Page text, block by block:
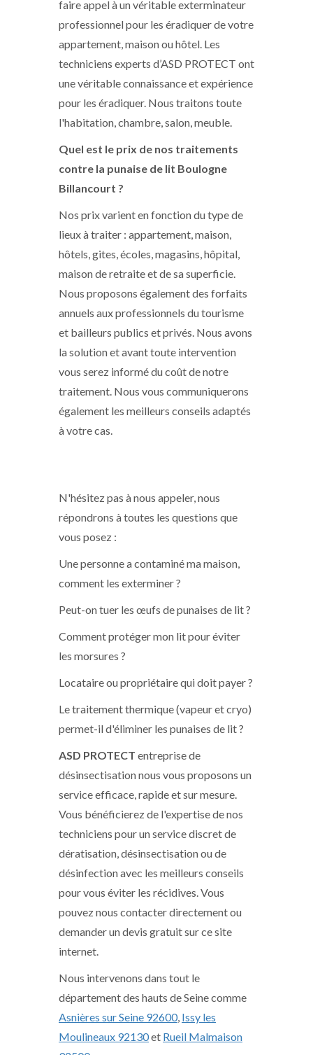
faire appel à un véritable exterminateur
professionnel pour les éradiquer de votre
appartement, maison ou hôtel. Les
techniciens experts d’ASD PROTECT ont
une véritable connaissance et expérience
pour les éradiquer. Nous traitons toute
l'habitation, chambre, salon, meuble.
Quel est le prix de nos traitements
contre la punaise de lit Boulogne
Billancourt ?
Nos prix varient en fonction du type de
lieux à traiter : appartement, maison,
hôtels, gites, écoles, magasins, hôpital,
maison de retraite et de sa superficie.
Nous proposons également des forfaits
annuels aux professionnels du tourisme
et bailleurs publics et privés. Nous avons
la solution et avant toute intervention
vous serez informé du coût de notre
traitement. Nous vous communiquerons
également les meilleurs conseils adaptés
à votre cas.
N'hésitez pas à nous appeler, nous
répondrons à toutes les questions que
vous posez :
Une personne a contaminé ma maison,
comment les exterminer ?
Peut-on tuer les œufs de punaises de lit ?
Comment protéger mon lit pour éviter
les morsures ?
Locataire ou propriétaire qui doit payer ?
Le traitement thermique (vapeur et cryo)
permet-il d'éliminer les punaises de lit ?
ASD PROTECT entreprise de
désinsectisation nous vous proposons un
service efficace, rapide et sur mesure.
Vous bénéficierez de l'expertise de nos
techniciens pour un service discret de
dératisation, désinsectisation ou de
désinfection avec les meilleurs conseils
pour vous éviter les récidives. Vous
pouvez nous contacter directement ou
demander un devis gratuit sur ce site
internet.
Nous intervenons dans tout le
département des hauts de Seine comme
Asnières sur Seine 92600, Issy les
Moulineaux 92130et Rueil Malmaison